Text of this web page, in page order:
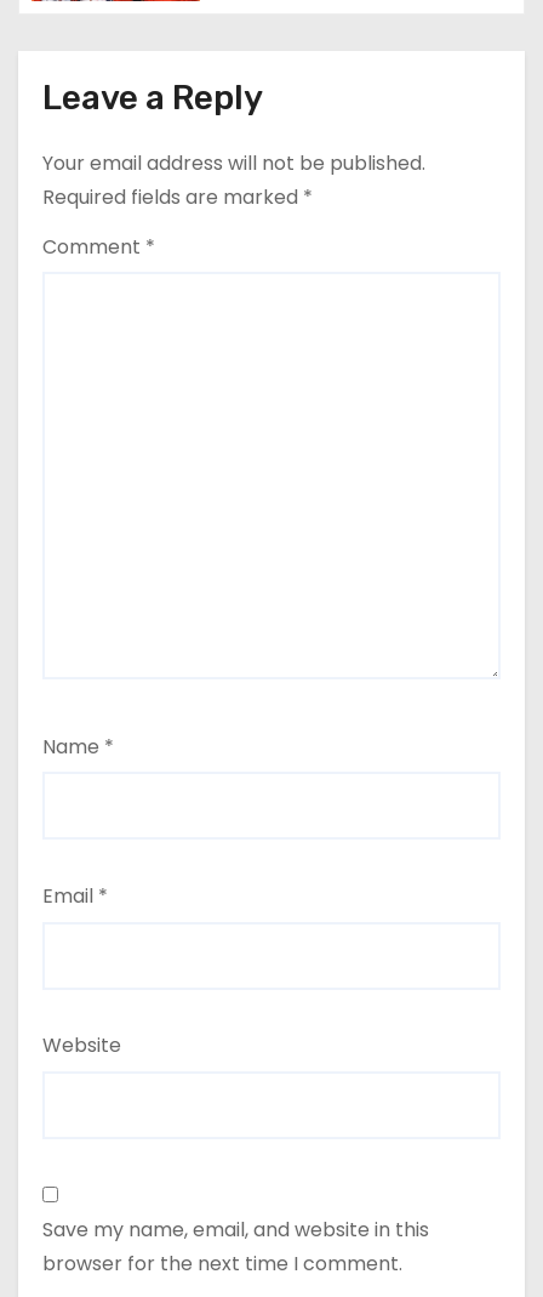
n
Leave a Reply
Your email address will not be published.
Required fields are marked *
Comment *
Name *
Email *
Website
Save my name, email, and website in this
browser for the next time I comment.